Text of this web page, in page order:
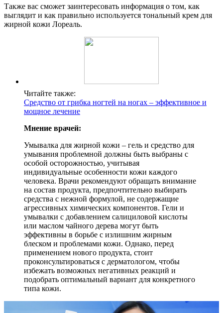
Также вас сможет заинтересовать информация о том, как
выглядит и как правильно используется тональный крем для
жирной кожи Лореаль.
Читайте также:
Средство от грибка ногтей на ногах – эффективное и
мощное лечение
Мнение врачей:
Умывалка для жирной кожи – гель и средство для
умывания проблемной должны быть выбраны с
особой осторожностью, учитывая
индивидуальные особенности кожи каждого
человека. Врачи рекомендуют обращать внимание
на состав продукта, предпочтительно выбирать
средства с нежной формулой, не содержащие
агрессивных химических компонентов. Гели и
умывалки с добавлением салициловой кислоты
или маслом чайного дерева могут быть
эффективны в борьбе с излишним жирным
блеском и проблемами кожи. Однако, перед
применением нового продукта, стоит
проконсультироваться с дерматологом, чтобы
избежать возможных негативных реакций и
подобрать оптимальный вариант для конкретного
типа кожи.